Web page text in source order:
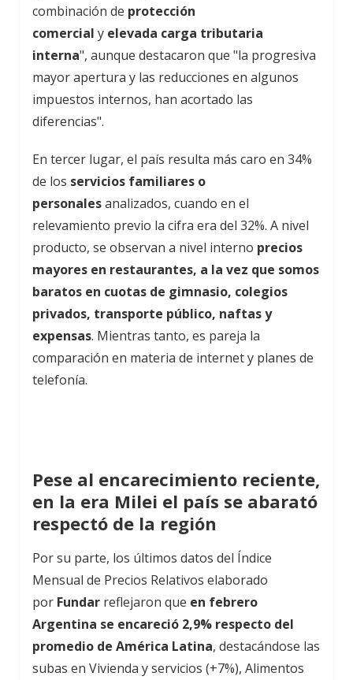
combinación de protección
comercial y elevada carga tributaria
interna", aunque destacaron que "la progresiva
mayor apertura y las reducciones en algunos
impuestos internos, han acortado las
diferencias".
En tercer lugar, el país resulta más caro en 34%
de los servicios familiares o
personalesanalizados, cuando en el
relevamiento previo la cifra era del 32%. A nivel
producto, se observan a nivel interno precios
mayores en restaurantes, a la vez que somos
baratos en cuotas de gimnasio, colegios
privados, transporte público, naftas y
expensas. Mientras tanto, es pareja la
comparación en materia de internet y planes de
telefonía.
Pese al encarecimiento reciente,
en la era Milei el país se abarató
respectó de la región
Por su parte, los últimos datos del Índice
Mensual de Precios Relativos elaborado
por Fundar reflejaron que en febrero
Argentina se encareció 2,9% respecto del
promedio de América Latina, destacándose las
subas en Vivienda y servicios (+7%), Alimentos